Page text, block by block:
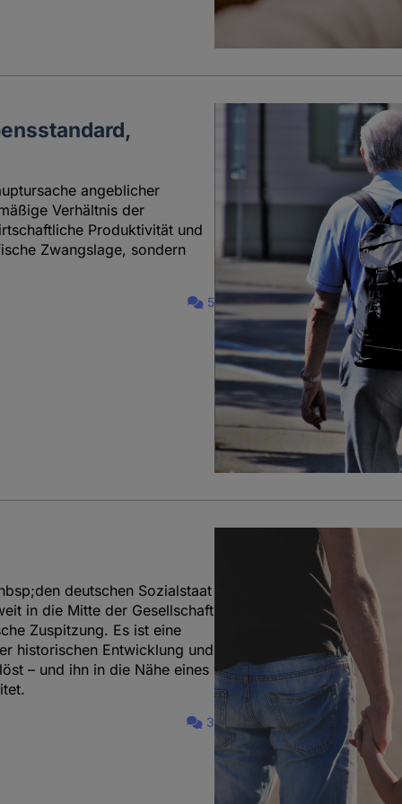
angeblicher
Verhältnis der
Produktivität und
Zwangslage, sondern
5
deutschen Sozialstaat
in die Mitte der Gesellschaft
Zuspitzung. Es ist eine
historischen Entwicklung und
– und ihn in die Nähe eines
3